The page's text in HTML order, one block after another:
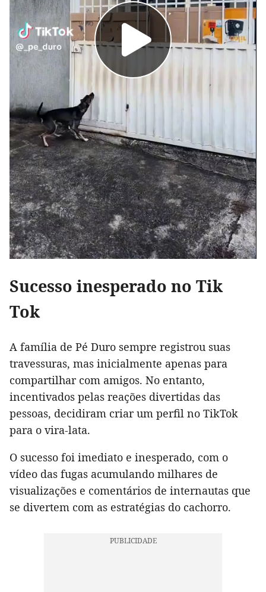
Sucesso inesperado no Tik
Tok
A família de Pé Duro sempre registrou suas
travessuras, mas inicialmente apenas para
compartilhar com amigos. No entanto,
incentivados pelas reações divertidas das
pessoas, decidiram criar um perfil no TikTok
para o vira-lata.
O sucesso foi imediato e inesperado, com o
vídeo das fugas acumulando milhares de
visualizações e comentários de internautas que
se divertem com as estratégias do cachorro.